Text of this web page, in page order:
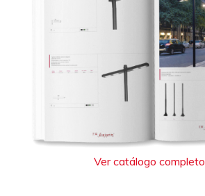
Ver catálogo completo